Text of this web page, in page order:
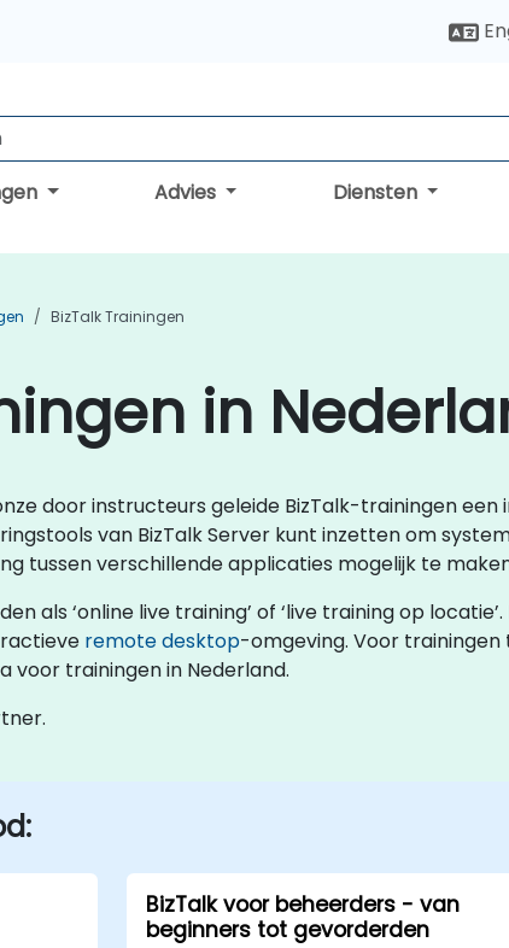
Advies Diensten
BizTalk Trainingen
in
door instructeurs geleide BizTalk-trainingen
van BizTalk Server kunt inzetten om
tussen verschillende applicaties mogelijk te
als ‘online live training’ of ‘live training op
remote desktop-omgeving. Voor
voor trainingen in Nederland.
BizTalk voor beheerders - van
beginners tot gevorderden